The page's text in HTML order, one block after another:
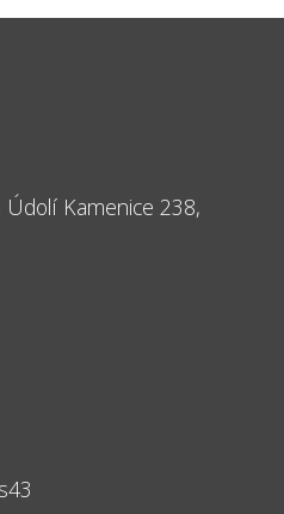
Údolí Kamenice 238,